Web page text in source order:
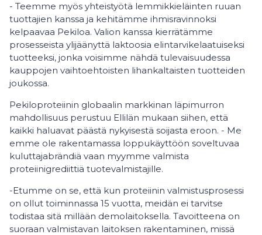
- Teemme myös yhteistyötä lemmikkieläinten ruuan
tuottajien kanssa ja kehitämme ihmisravinnoksi
kelpaavaa Pekiloa. Valion kanssa kierrätämme
prosesseista ylijäänyttä laktoosia elintarvikelaatuiseksi
tuotteeksi, jonka voisimme nähdä tulevaisuudessa
kauppojen vaihtoehtoisten lihankaltaisten tuotteiden
joukossa.
Pekiloproteiinin globaalin markkinan läpimurron
mahdollisuus perustuu Ellilän mukaan siihen, että
kaikki haluavat päästä nykyisestä soijasta eroon. - Me
emme ole rakentamassa loppukäyttöön soveltuvaa
kuluttajabrändiä vaan myymme valmista
proteiinigrediittiä tuotevalmistajille.
-Etumme on se, että kun proteiinin valmistusprosessi
on ollut toiminnassa 15 vuotta, meidän ei tarvitse
todistaa sitä millään demolaitoksella. Tavoitteena on
suoraan valmistavan laitoksen rakentaminen, missä